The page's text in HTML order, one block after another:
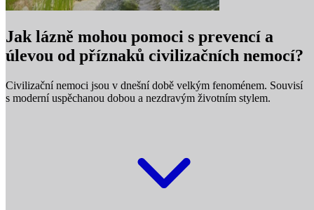
Jak lázně mohou pomoci s prevencí a
úlevou od příznaků civilizačních nemocí?
Civilizační nemoci jsou v dnešní době velkým fenoménem. Souvisí
s moderní uspěchanou dobou a nezdravým životním stylem.